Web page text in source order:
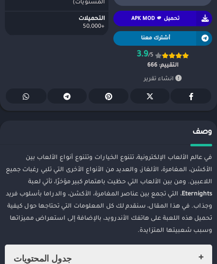
تحميل APK MOD 🫵
أشترك معنا
3.9/5
التقييم: 666
انشاء تقرير
المستويات)
التحميلات
+50,000
وصف
في عالم الألعاب الإلكترونية، تتنوع الخيارات وتتنوع أنواع الألعاب بين
الأكشن، المغامرة، الألغاز، والعديد من الأنواع الأخرى التي تلبي رغبات جميع
اللاعبين. ومن بين الألعاب التي حظيت باهتمام كبير مؤخرًا، تأتي لعبة
Eternights، التي تجمع بين عناصر المغامرة، الأكشن، والدراما بأسلوب فريد
وجذاب. في هذا المقال، سنقدم لك كل المعلومات التي تحتاجها حول كيفية
تحميل هذه اللعبة على هاتفك الأندرويد، بالإضافة إلى استعراض مميزاتها
وسبب شعبيتها المتزايدة.
جدول المحتويات